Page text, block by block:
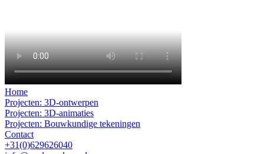
Home
Projecten: 3D-ontwerpen
Projecten: 3D-animaties
Projecten: Bouwkundige tekeningen
Contact
+31(0)629626040